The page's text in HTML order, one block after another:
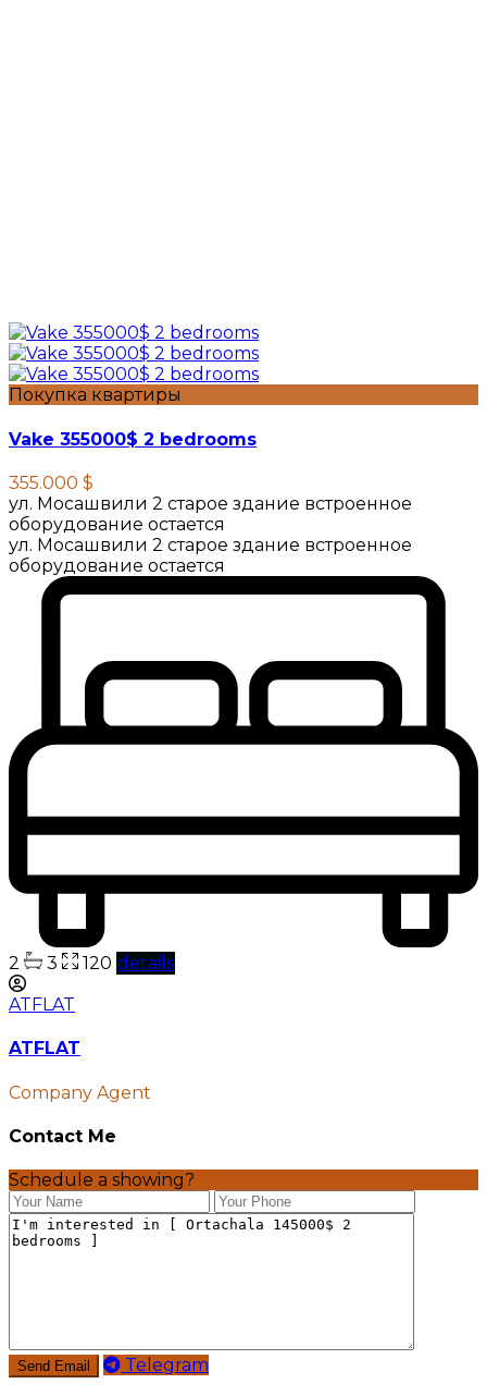
Покупка квартиры
Vake 355000$ 2 bedrooms
355.000 $
ул. Мосашвили 2 старое здание встроенное
оборудование остается
ул. Мосашвили 2 старое здание встроенное
оборудование остается
2 3 120 details
ATFLAT
ATFLAT
Company Agent
Contact Me
Schedule a showing?
Telegram